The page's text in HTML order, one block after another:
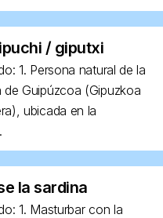
/ giputxi
1. Persona natural de la
de Guipúzcoa (Gipuzkoa
ubicada en la
la sardina
1. Masturbar con la